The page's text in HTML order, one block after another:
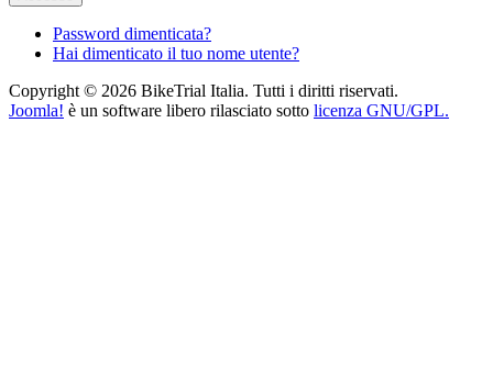
Password dimenticata?
Hai dimenticato il tuo nome utente?
Copyright © 2026 BikeTrial Italia. Tutti i diritti riservati.
Joomla! è un software libero rilasciato sotto licenza GNU/GPL.